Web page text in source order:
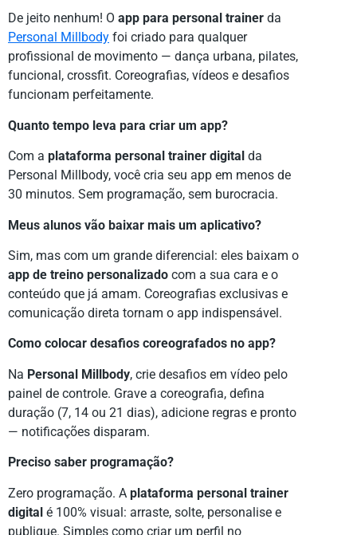
De jeito nenhum! O app para personal trainer da
Personal Millbody foi criado para qualquer
profissional de movimento — dança urbana, pilates,
funcional, crossfit. Coreografias, vídeos e desafios
funcionam perfeitamente.
Quanto tempo leva para criar um app?
Com a plataforma personal trainer digital da
Personal Millbody, você cria seu app em menos de
30 minutos. Sem programação, sem burocracia.
Meus alunos vão baixar mais um aplicativo?
Sim, mas com um grande diferencial: eles baixam o
app de treino personalizado com a sua cara e o
conteúdo que já amam. Coreografias exclusivas e
comunicação direta tornam o app indispensável.
Como colocar desafios coreografados no app?
Na Personal Millbody, crie desafios em vídeo pelo
painel de controle. Grave a coreografia, defina
duração (7, 14 ou 21 dias), adicione regras e pronto
— notificações disparam.
Preciso saber programação?
Zero programação. A plataforma personal trainer
digital é 100% visual: arraste, solte, personalise e
publique. Simples como criar um perfil no